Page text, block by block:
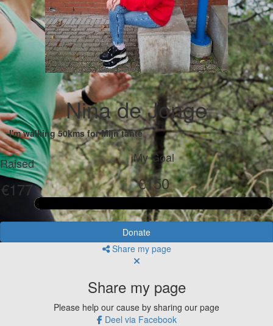
Nina de Jonge
I'm walking 50kms for Mijn tante
Raised
€177
My Goal
€150
Donate
Share my page
Share my page
Please help our cause by sharing our page
Deel via Facebook